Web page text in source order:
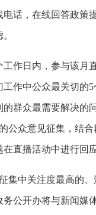
话，在线回答政策
工作日内，参与该月
作中公众最关切的
的群众最需要解决的
公众意见征集，结
直播活动中进行回应
集中关注度最高的、
务公开办将与新闻媒